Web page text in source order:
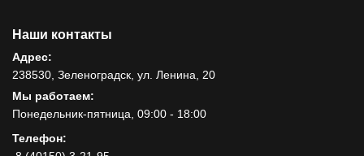
Наши контакты
Адрес:
238530, Зеленоградск, ул. Ленина, 20
Мы работаем:
Понедельник-пятница, 09:00 - 18:00
Телефон: